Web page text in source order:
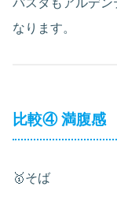
なります。
比較④ 満腹感
🥇そば